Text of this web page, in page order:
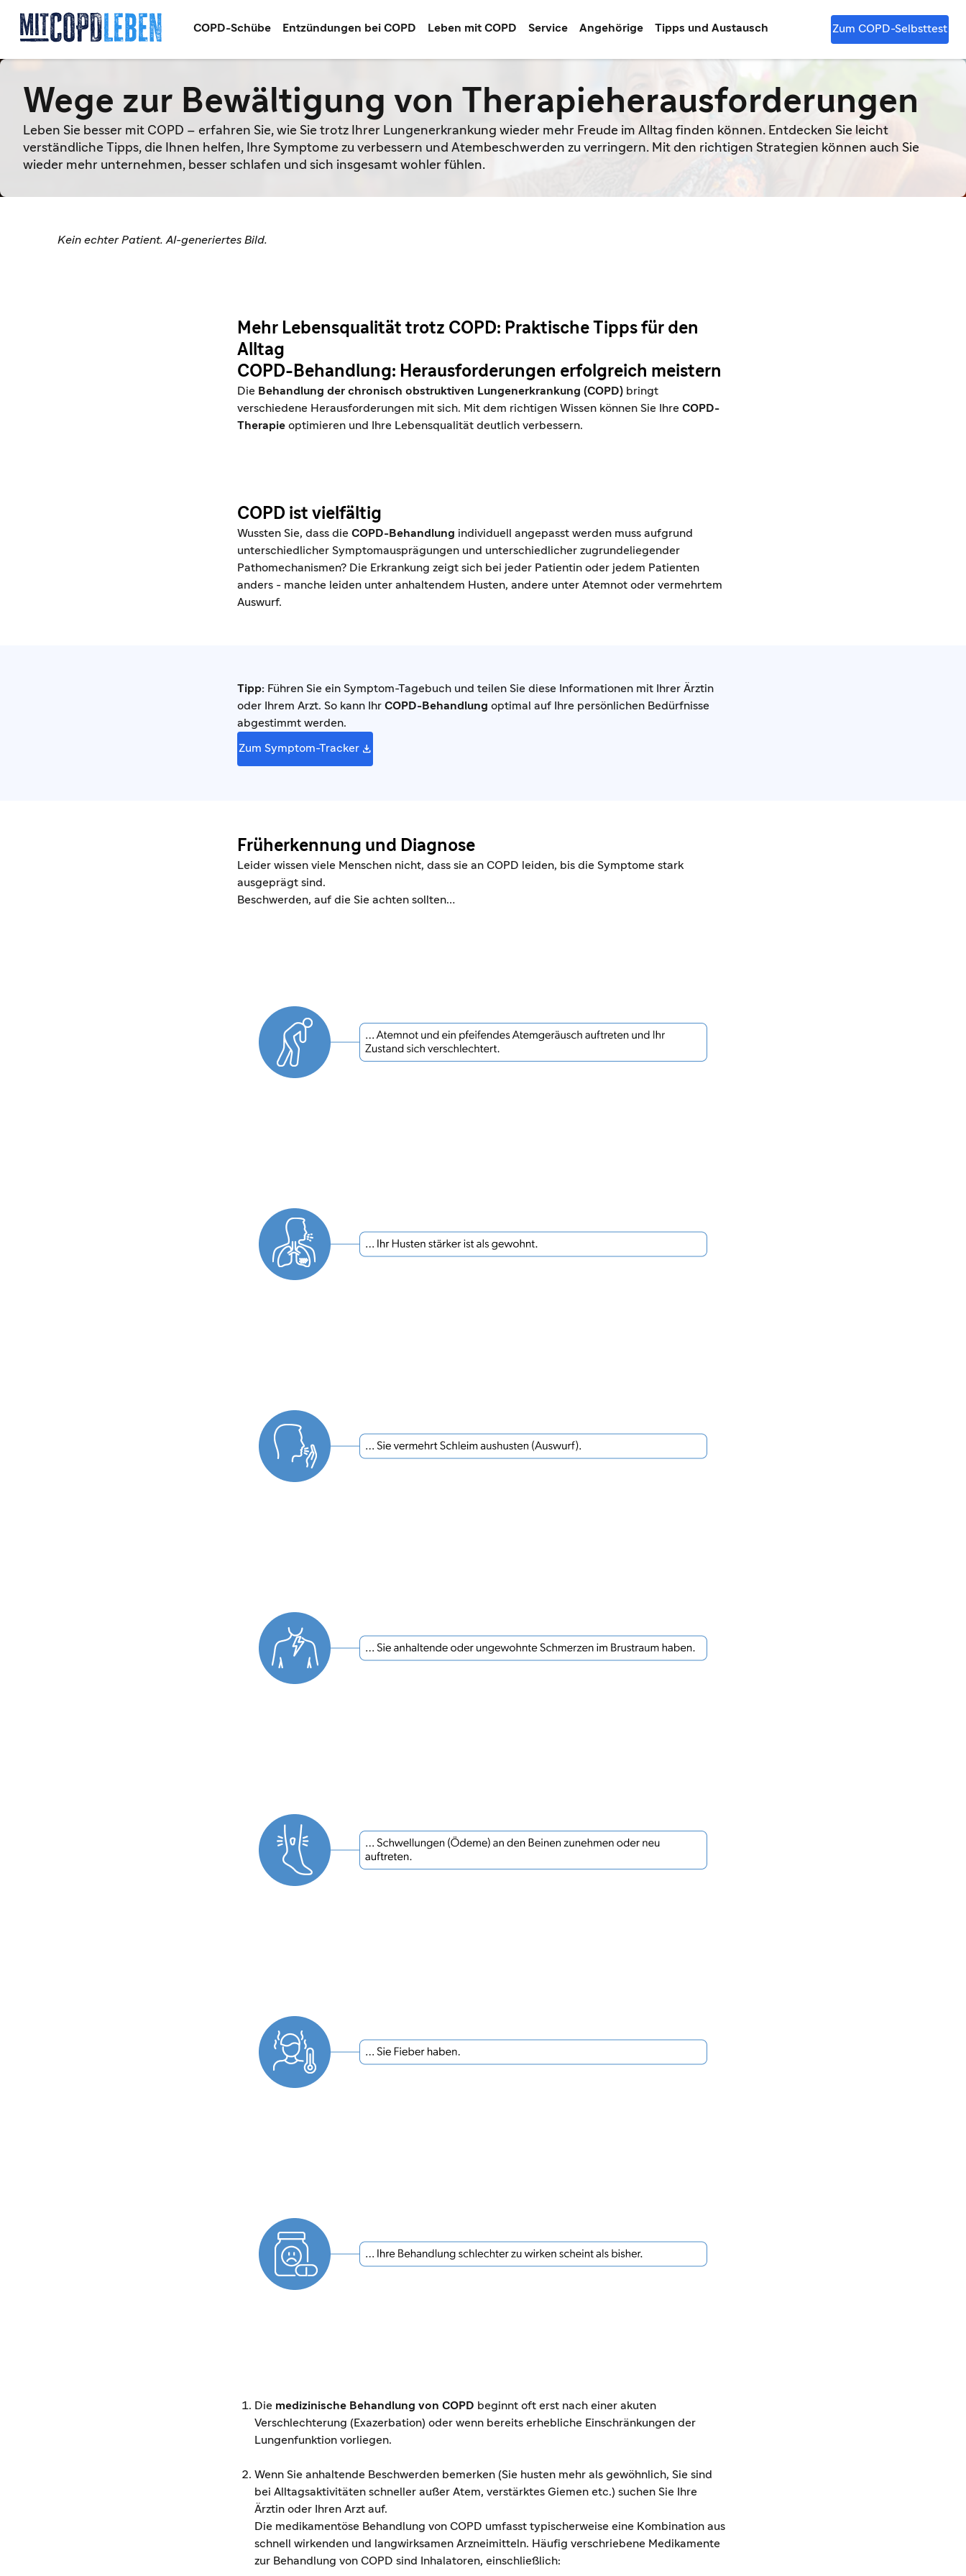
COPD-Schübe Entzündungen bei COPD Leben mit COPD Service Angehörige Tipps und Austausch Zum COPD-Selbsttest
Wege zur Bewältigung von Therapieherausforderungen
Leben Sie besser mit COPD – erfahren Sie, wie Sie trotz Ihrer Lungenerkrankung wieder mehr Freude im Alltag finden können. Entdecken Sie leicht
verständliche Tipps, die Ihnen helfen, Ihre Symptome zu verbessern und Atembeschwerden zu verringern. Mit den richtigen Strategien können auch Sie
wieder mehr unternehmen, besser schlafen und sich insgesamt wohler fühlen.
Kein echter Patient. AI-generiertes Bild.
Mehr Lebensqualität trotz COPD: Praktische Tipps für den
Alltag
COPD-Behandlung: Herausforderungen erfolgreich meistern
Die Behandlung der chronisch obstruktiven Lungenerkrankung (COPD) bringt
verschiedene Herausforderungen mit sich. Mit dem richtigen Wissen können Sie Ihre COPD-
Therapie optimieren und Ihre Lebensqualität deutlich verbessern.
COPD ist vielfältig
Wussten Sie, dass die COPD-Behandlung individuell angepasst werden muss aufgrund
unterschiedlicher Symptomausprägungen und unterschiedlicher zugrundeliegender
Pathomechanismen? Die Erkrankung zeigt sich bei jeder Patientin oder jedem Patienten
anders - manche leiden unter anhaltendem Husten, andere unter Atemnot oder vermehrtem
Auswurf.
Tipp: Führen Sie ein Symptom-Tagebuch und teilen Sie diese Informationen mit Ihrer Ärztin
oder Ihrem Arzt. So kann Ihr COPD-Behandlung optimal auf Ihre persönlichen Bedürfnisse
abgestimmt werden.
Zum Symptom-Tracker 
Früherkennung und Diagnose
Leider wissen viele Menschen nicht, dass sie an COPD leiden, bis die Symptome stark
ausgeprägt sind.
Beschwerden, auf die Sie achten sollten…
Die medizinische Behandlung von COPD beginnt oft erst nach einer akuten
Verschlechterung (Exazerbation) oder wenn bereits erhebliche Einschränkungen der
Lungenfunktion vorliegen.
Wenn Sie anhaltende Beschwerden bemerken (Sie husten mehr als gewöhnlich, Sie sind
bei Alltagsaktivitäten schneller außer Atem, verstärktes Giemen etc.) suchen Sie Ihre
Ärztin oder Ihren Arzt auf.
Die medikamentöse Behandlung von COPD umfasst typischerweise eine Kombination aus
schnell wirkenden und langwirksamen Arzneimitteln. Häufig verschriebene Medikamente
zur Behandlung von COPD sind Inhalatoren, einschließlich: